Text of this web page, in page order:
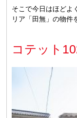
そこで今日はほどよ
リア「田無」の物件
コテット